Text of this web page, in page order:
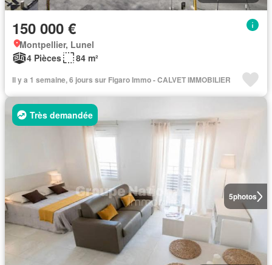
150 000 €
Montpellier, Lunel
4 Pièces
84 m²
Il y a 1 semaine, 6 jours sur Figaro Immo - CALVET IMMOBILIER
5photos
Très demandée